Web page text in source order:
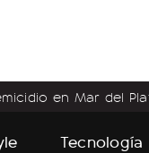
en Mar del
Tecnología